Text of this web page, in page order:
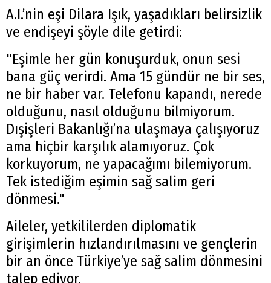
A.I.’nin eşi Dilara Işık, yaşadıkları belirsizlik
ve endişeyi şöyle dile getirdi:
"Eşimle her gün konuşurduk, onun sesi
bana güç verirdi. Ama 15 gündür ne bir ses,
ne bir haber var. Telefonu kapandı, nerede
olduğunu, nasıl olduğunu bilmiyorum.
Dışişleri Bakanlığı’na ulaşmaya çalışıyoruz
ama hiçbir karşılık alamıyoruz. Çok
korkuyorum, ne yapacağımı bilemiyorum.
Tek istediğim eşimin sağ salim geri
dönmesi."
Aileler, yetkililerden diplomatik
girişimlerin hızlandırılmasını ve gençlerin
bir an önce Türkiye’ye sağ salim dönmesini
talep ediyor.